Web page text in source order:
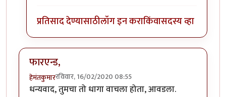
प्रतिसाद देण्यासाठीलॉग इन कराकिंवासदस्य व्हा
फारएन्ड,
हेमंतकुमाररविवार, 16/02/2020 08:55
धन्यवाद, तुमचा तो धागा वाचला होता, आवडला.